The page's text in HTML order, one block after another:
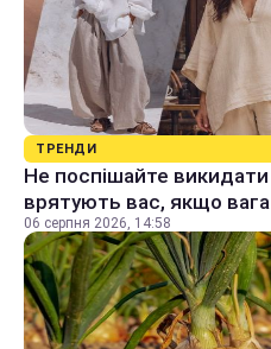
ТРЕНДИ
Не поспішайте викидати
врятують вас, якщо
06 серпня 2026, 14:58